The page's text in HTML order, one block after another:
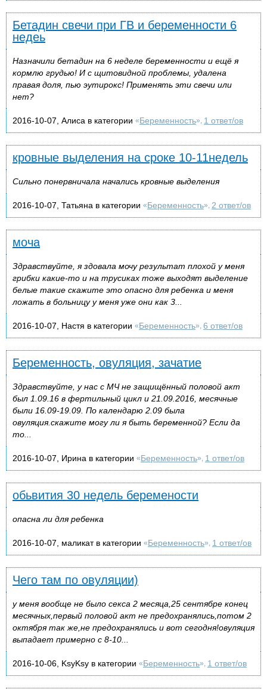
Бетадин свечи при ГВ и беременности 6
недеь
Назначили бетадин на 6 неделе беременности и ещё я
кормлю грудью! И с щитовидной проблемы, удалена
правая доля, пью эутирокс! Применять эти свечи или
нет?
2016-10-07, Алиса в категории «Беременность», 1 ответ/ов
кровные выделения на сроке 10-11недель
Сильно понервничала начались кровные выделения
2016-10-07, Татьяна в категории «Беременность», 2 ответ/ов
моча
Здравствуйте, я здовала мочу результат плохой у меня
грибки какие-то и на трусиках тоже выходят выделение
белые такие скажите это опасно для ребенка и меня
ложать в больницу у меня уже они как 3...
2016-10-07, Настя в категории «Беременность», 6 ответ/ов
Беременность, овуляция, зачатие
Здравствуйте, у нас с МЧ не защищённый половой акт
был 1.09.16 в фертильный цикл и 21.09.2016, месячные
были 16.09-19.09. По календарю 2.09 была
овуляция.скажите могу ли я быть беременной? Если да
то...
2016-10-07, Ирина в категории «Беременность», 1 ответ/ов
обьвития 30 недель беремености
опасна ли для ребенка
2016-10-07, маликат в категории «Беременность», 1 ответ/ов
Чего там по овуляции)
у меня вообще не было секса 2 месяца,25 сентябре конец
месячных,первый половой акт не предохранялись,потом 2
октября так же,не предохранялись и вот сегодня!овуляция
выпадает примерно с 8-10...
2016-10-06, KsyKsy в категории «Беременность», 1 ответ/ов